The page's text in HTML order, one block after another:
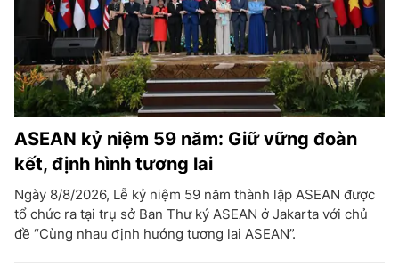
ASEAN kỷ niệm 59 năm: Giữ vững đoàn
kết, định hình tương lai
Ngày 8/8/2026, Lễ kỷ niệm 59 năm thành lập ASEAN được
tổ chức ra tại trụ sở Ban Thư ký ASEAN ở Jakarta với chủ
đề “Cùng nhau định hướng tương lai ASEAN”.